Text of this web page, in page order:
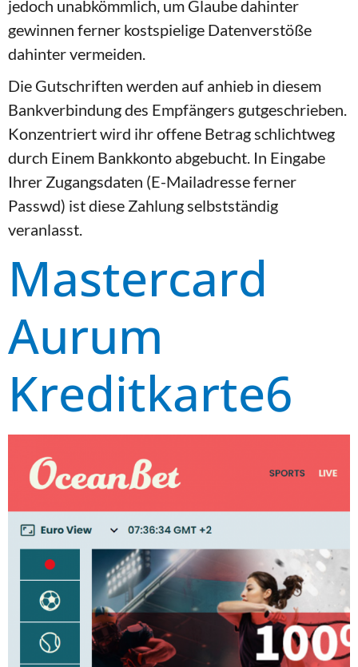
jedoch unabkömmlich, um Glaube dahinter
gewinnen ferner kostspielige Datenverstöße
dahinter vermeiden.
Die Gutschriften werden auf anhieb in diesem
Bankverbindung des Empfängers gutgeschrieben.
Konzentriert wird ihr offene Betrag schlichtweg
durch Einem Bankkonto abgebucht. In Eingabe
Ihrer Zugangsdaten (E-Mailadresse ferner
Passwd) ist diese Zahlung selbstständig
veranlasst.
Mastercard
Aurum
Kreditkarte6